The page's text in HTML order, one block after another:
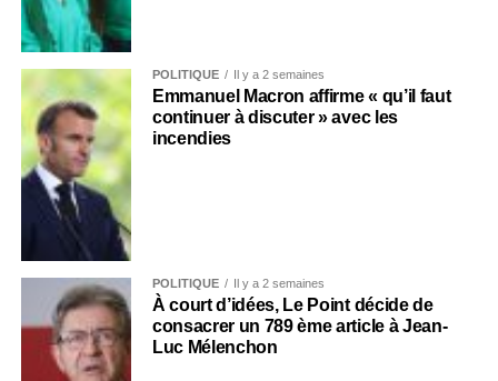
POLITIQUE Il y a 2 semaines
Emmanuel Macron affirme « qu’il faut
continuer à discuter » avec les
incendies
POLITIQUE Il y a 2 semaines
À court d’idées, Le Point décide de
consacrer un 789 ème article à Jean-
Luc Mélenchon